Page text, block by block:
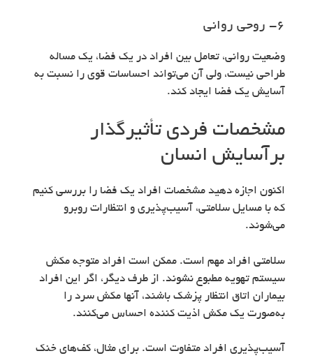
۶- روحی روانی
وضعیت روانی، تعامل بین افراد در یک فضا، یک مساله
طراحی نیست، ولی آن می‌تواند احساسات قوی را نسبت به
آسایش یک فضا ایجاد کند.
مشخصات فردی تأثیرگذار
برآسایش انسان
اکنون اجازه دهید مشخصات افراد یک فضا را بررسی کنیم
که با مسایل سلامتی، آسیب‌پذیری و انتظارات روبرو
می‌شوند.
سلامتی افراد مهم است. ممکن است افراد متوجه مکش
سیستم تهویه مطبوع نشوند. از طرف دیگر، اگر این افراد
بیماران اتاق انتظار پزشک باشند، آنها مکش سرد را
به‌صورت یک مکش اذیت کننده احساس می‌کنند.
آسیب‌پذیری افراد متفاوت است. برای مثال، کف‌های خنک